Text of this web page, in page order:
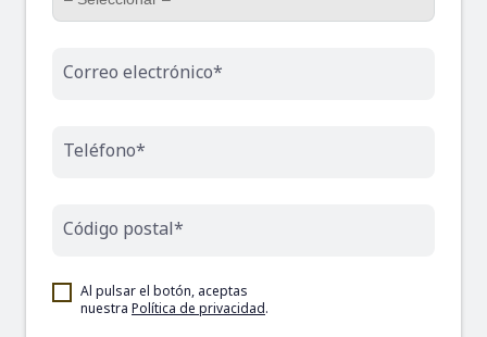
Correo electrónico*
Teléfono*
Código postal*
Al pulsar el botón, aceptas
nuestra Política de privacidad.